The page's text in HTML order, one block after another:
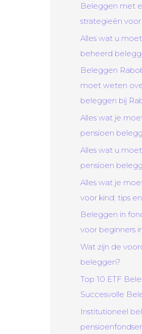
Beleggen met
strategieën
Alles wat u
beheerd
Beleggen
moet weten
beleggen bij
Alles wat je
pensioen
Alles wat u
pensioen
Alles wat je
voor kind: tips
Beleggen in
voor beginners
Wat zijn de
beleggen?
Top 10 ETF
Succesvolle
Institutioneel